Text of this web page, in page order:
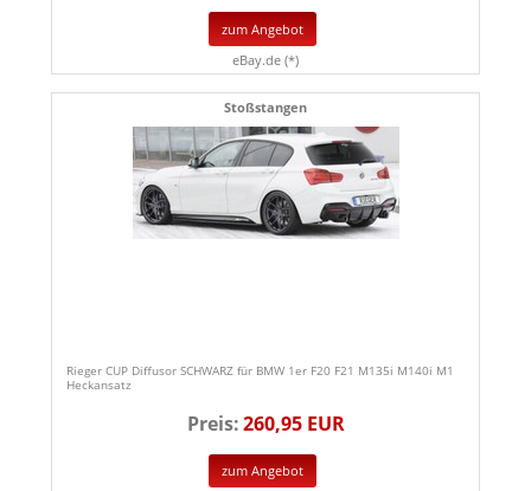
zum Angebot
eBay.de (*)
Stoßstangen
Rieger CUP Diffusor SCHWARZ für BMW 1er F20 F21 M135i M140i M1
Heckansatz
Preis:260,95 EUR
zum Angebot